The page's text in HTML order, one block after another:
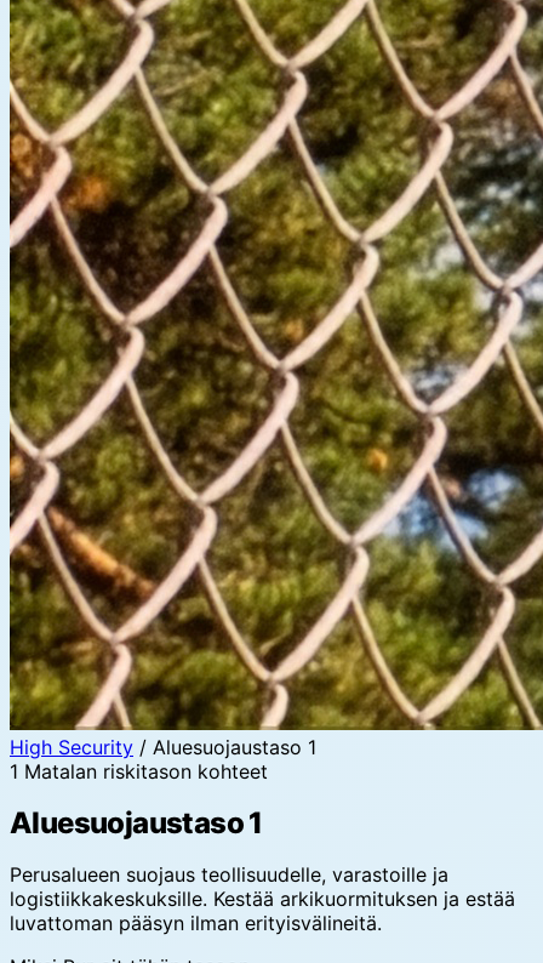
High Security / Aluesuojaustaso 1
1 Matalan riskitason kohteet
Aluesuojaustaso 1
Perusalueen suojaus teollisuudelle, varastoille ja
logistiikkakeskuksille. Kestää arkikuormituksen ja estää
luvattoman pääsyn ilman erityisvälineitä.